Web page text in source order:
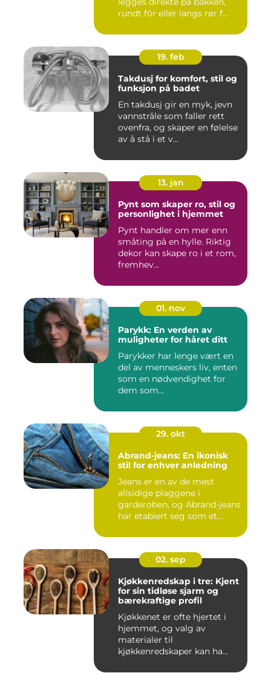
rundt fôr eller langs rør f...
19. feb
Takdusj for komfort, stil og
funksjon på badet
En takdusj gir en myk, jevn
vannstråle som faller rett
ovenfra, og skaper en følelse
av å stå i et v...
13. jan
Pynt som skaper ro, stil og
personlighet i hjemmet
Pynt handler om mer enn
småting på en hylle. Riktig
dekor kan skape ro i et rom,
fremhev...
01. nov
Parykk: En verden av
muligheter for håret ditt
Parykker har lenge vært en
del av menneskers liv, enten
som en nødvendighet for
dem som...
29. okt
Abrand-jeans: En ikonisk
stil for enhver anledning
Jeans er en av de mest
allsidige plaggene i
garderoben, og Abrand-jeans
har etablert seg som et
02. sep
Kjøkkenredskap i tre: Kjent
for sin tidløse sjarm og
bærekraftige profil
Kjøkkenet er ofte hjertet i
hjemmet, og valg av
materialer til
kjøkkenredskaper kan ha...